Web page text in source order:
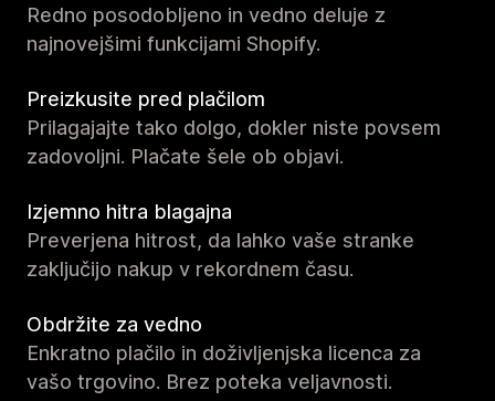
Redno posodobljeno in vedno deluje z
najnovejšimi funkcijami Shopify.
Preizkusite pred plačilom
Prilagajajte tako dolgo, dokler niste povsem
zadovoljni. Plačate šele ob objavi.
Izjemno hitra blagajna
Preverjena hitrost, da lahko vaše stranke
zaključijo nakup v rekordnem času.
Obdržite za vedno
Enkratno plačilo in doživljenjska licenca za
vašo trgovino. Brez poteka veljavnosti.